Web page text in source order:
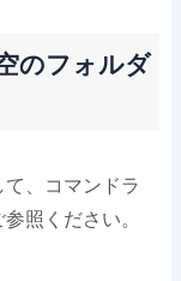
のフォルダ
、コマンドラ
照ください。